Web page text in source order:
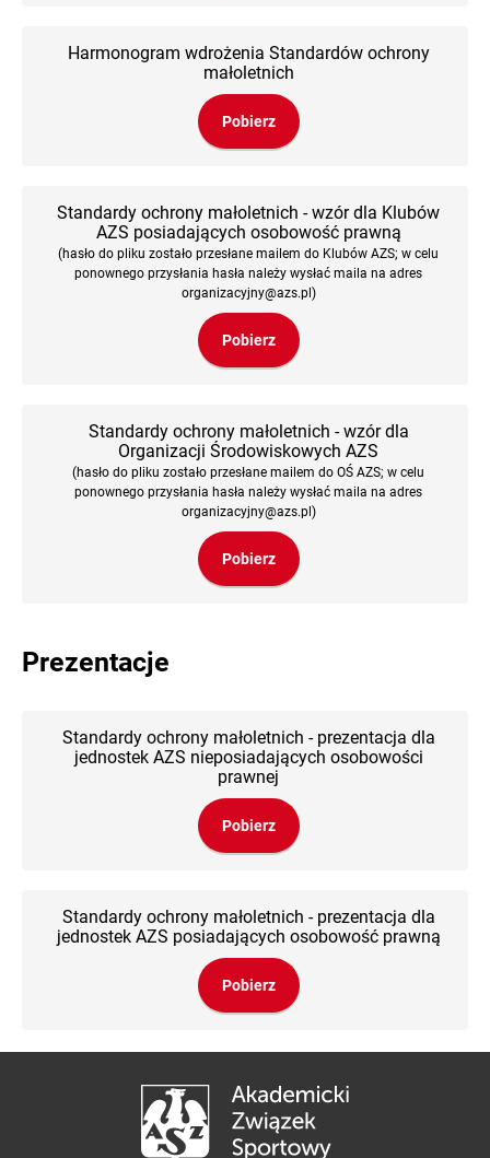
Harmonogram wdrożenia Standardów ochrony
małoletnich
Pobierz
Standardy ochrony małoletnich - wzór dla Klubów
AZS posiadających osobowość prawną
(hasło do pliku zostało przesłane mailem do Klubów AZS; w celu
ponownego przysłania hasła należy wysłać maila na adres
organizacyjny@azs.pl)
Pobierz
Standardy ochrony małoletnich - wzór dla
Organizacji Środowiskowych AZS
(hasło do pliku zostało przesłane mailem do OŚ AZS; w celu
ponownego przysłania hasła należy wysłać maila na adres
organizacyjny@azs.pl)
Pobierz
Prezentacje
Standardy ochrony małoletnich - prezentacja dla
jednostek AZS nieposiadających osobowości
prawnej
Pobierz
Standardy ochrony małoletnich - prezentacja dla
jednostek AZS posiadających osobowość prawną
Pobierz